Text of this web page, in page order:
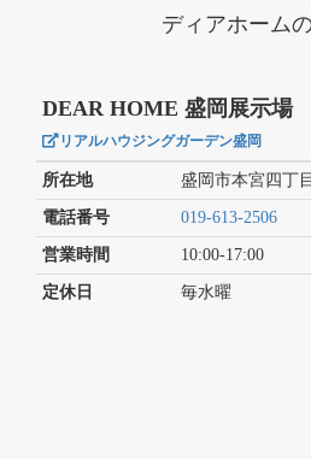
ディアホーム
DEAR HOME 盛岡展示場
リアルハウジングガーデン盛岡
所在地 盛岡市本宮四丁
電話番号 019-613-2506
営業時間 10:00-17:00
定休日 毎水曜